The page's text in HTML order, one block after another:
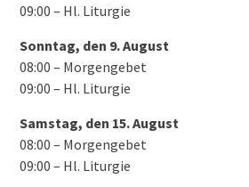
09:00 – Hl. Liturgie
Sonntag, den 9. August
08:00 – Morgengebet
09:00 – Hl. Liturgie
Samstag, den 15. August
08:00 – Morgengebet
09:00 – Hl. Liturgie